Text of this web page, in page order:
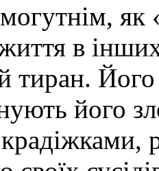
життя в
тиран.
його